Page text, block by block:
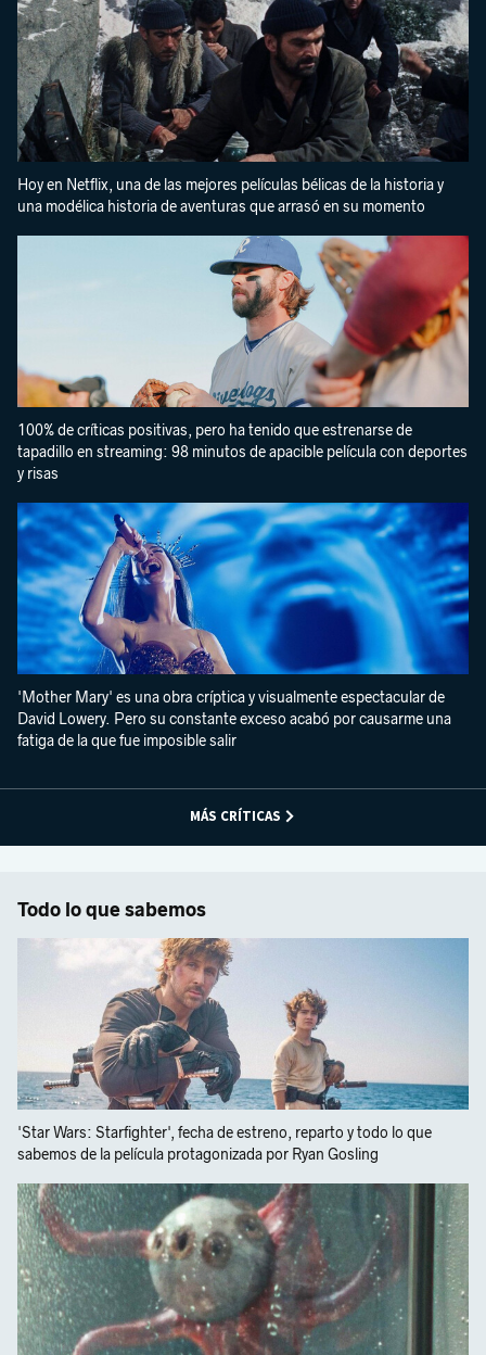
Hoy en Netflix, una de las mejores películas bélicas de la historia y
una modélica historia de aventuras que arrasó en su momento
100% de críticas positivas, pero ha tenido que estrenarse de
tapadillo en streaming: 98 minutos de apacible película con deportes
y risas
'Mother Mary' es una obra críptica y visualmente espectacular de
David Lowery. Pero su constante exceso acabó por causarme una
fatiga de la que fue imposible salir
MÁS CRÍTICAS
Todo lo que sabemos
'Star Wars: Starfighter', fecha de estreno, reparto y todo lo que
sabemos de la película protagonizada por Ryan Gosling